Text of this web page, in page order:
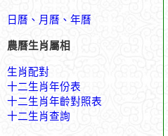
日曆、月曆、年曆
農曆生肖屬相
生肖配對
十二生肖年份表
十二生肖年齡對照表
十二生肖查詢